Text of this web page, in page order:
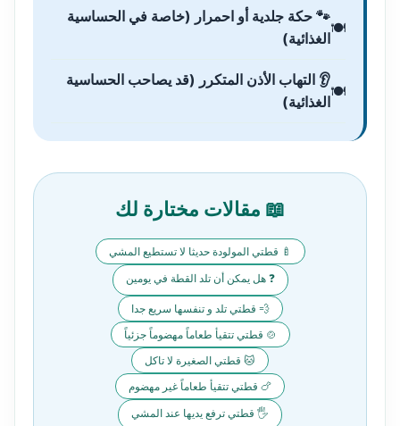
🐾 حكة جلدية أو احمرار (خاصة في الحساسية
الغذائية)
👂 التهاب الأذن المتكرر (قد يصاحب الحساسية
الغذائية)
📖 مقالات مختارة لك
🍼 قطتي المولودة حديثا لا تستطيع المشي
❓ هل يمكن أن تلد القطة في يومين
💨 قطتي تلد و تنفسها سريع جدا
🍲 قطتي تتقيأ طعاماً مهضوماً جزئياً
🐱 قطتي الصغيرة لا تاكل
🍗 قطتي تتقيأ طعاماً غير مهضوم
🖐️ قطتي ترفع يديها عند المشي